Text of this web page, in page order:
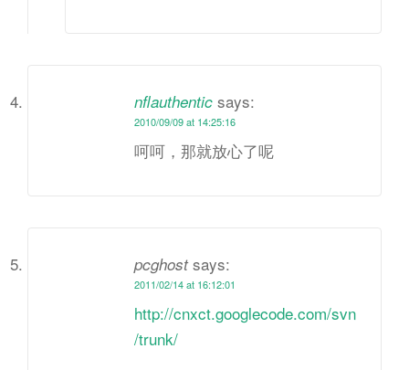
nflauthentic says:
2010/09/09 at 14:25:16
呵呵，那就放心了呢
pcghost says:
2011/02/14 at 16:12:01
http://cnxct.googlecode.com/svn
/trunk/